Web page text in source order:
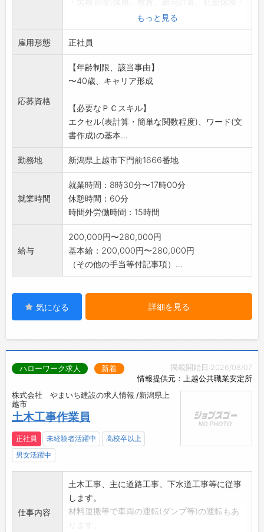
あなたの力を発揮しませんか？
ベストを尽くし、お客様にご満足いただける商
をお待ちしております♪
＼
・庶務業務(建屋管理、文書管理、備品管理、来
客対応等)
・安全衛生に関する業務(衛生委員会運営補助、
各種手続き等)
・社内システム管理(パソコン・ネットワーク管
の運営サポート)
・法人に関する業務(理事会、評議員会等)
採用後、業務内容の変更予定なし
もっと見る
雇用形態 正社員
応募資格
【年齢制限、該当事由】
〜40歳、キャリア形成
【必要なＰＣスキル】
エクセル(表計算・簡単な関数程度)、ワード(文
書作成)の基本...
勤務地 新潟県上越市下門前1666番地
就業時間
就業時間：8時30分〜17時00分
休憩時間：60分
時間外労働時間：15時間
給与
200,000円〜280,000円
基本給：200,000円〜280,000円
（その他の手当等付記事項）...
気になる 詳細を見る
掲載開始日:2026/08/07
情報提供元：上越公共職業安定所
ハローワーク求人 新着
株式会社 やまいち建設の求人情報 /新潟県上
越市
土木工事作業員
正社員 未経験者活躍中
高校卒以上
男女活躍中
仕事内容
土木工事、主に道路工事、下水道工事等に従事
します。
材料運搬等で車両の運転(ダンプ等)の運転もあ